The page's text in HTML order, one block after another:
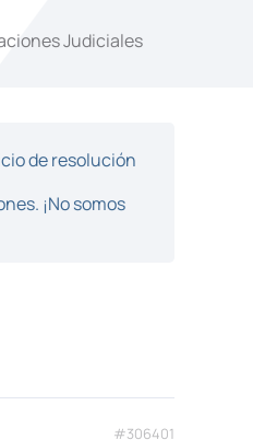
Judiciales
de resolución
¡No somos
#306401